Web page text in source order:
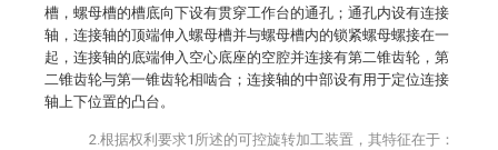
槽，螺母槽的槽底向下设有贯穿工作台的通孔；通孔内设有连接
轴，连接轴的顶端伸入螺母槽并与螺母槽内的锁紧螺母螺接在一
起，连接轴的底端伸入空心底座的空腔并连接有第二锥齿轮，第
二锥齿轮与第一锥齿轮相啮合；连接轴的中部设有用于定位连接
轴上下位置的凸台。
2.根据权利要求1所述的可控旋转加工装置，其特征在于：